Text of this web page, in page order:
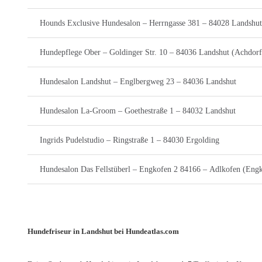
Hounds Exclusive Hundesalon – Herrngasse 381 – 84028 Landshut
Hundepflege Ober – Goldinger Str. 10 – 84036 Landshut
Hundesalon Landshut – Englbergweg 23 – 84036 Landshut
Hundesalon La-Groom – Goethestraße 1 – 84032 Landshut
Ingrids Pudelstudio – Ringstraße 1 – 84030 Ergolding
Hundesalon Das Fellstüberl – Engkofen 2 84166 – Adlkofen
Hundefriseur in Landshut bei Hundeatlas.com